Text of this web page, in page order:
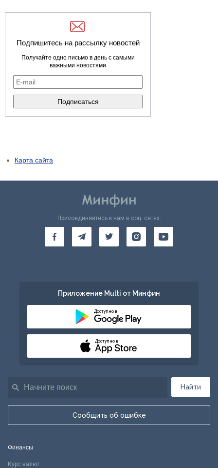
Подпишитесь на рассылку новостей
Получайте одно письмо в день с самыми
важными новостями
Карта сайта
Найти
Сообщить об ошибке
Присоединяйтесь к нам в соц. сетях:
Приложение Multi от Минфин
Доступно в
Доступно в
Финансы
Курс валют